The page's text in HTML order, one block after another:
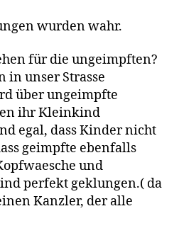
wurden wahr.
für die ungeimpften?
in unser Strasse
über ungeimpfte
ihr Kleinkind
egal, dass Kinder nicht
geimpfte ebenfalls
und
perfekt geklungen.( da
Kanzler, der alle